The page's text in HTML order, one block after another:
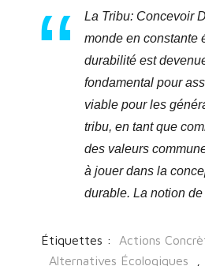
La Tribu: Concevoir
monde en constante
durabilité est
fondamental pour
viable pour les
tribu, en tant que
des valeurs
à jouer dans la
durable. La notion
Étiquettes : Actions
Alternatives Écologiques